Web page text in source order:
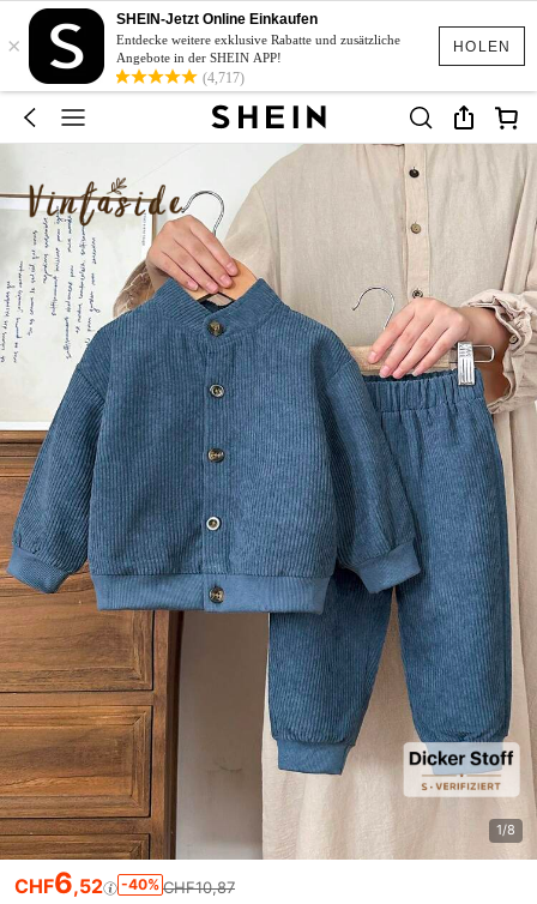
HOLEN
×
SHEIN-Jetzt Online Einkaufen
Entdecke weitere exklusive Rabatte und zusätzliche
Angebote in der SHEIN APP!
(4,717)
1/8
CHF6,52 -40% CHF10,87